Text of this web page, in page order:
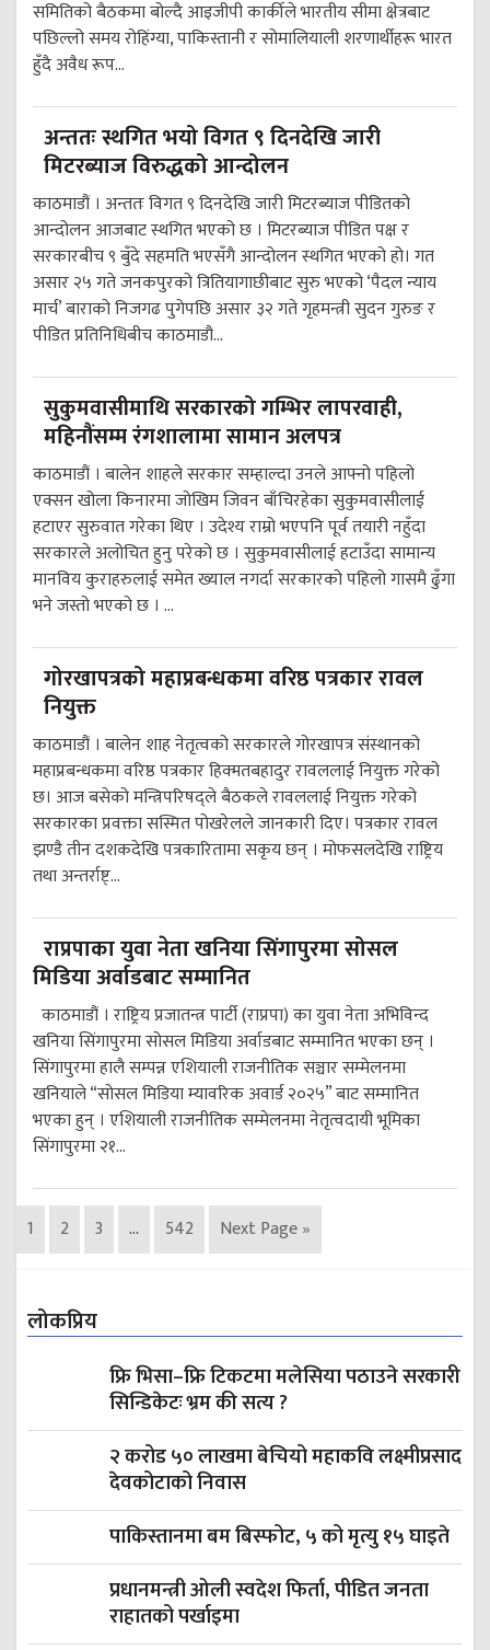
समितिको बैठकमा बोल्दै आइजीपी कार्कीले भारतीय सीमा क्षेत्रबाट
पछिल्लो समय रोहिंग्या, पाकिस्तानी र सोमालियाली शरणार्थीहरू भारत
हुँदै अवैध रूप...
अन्ततः स्थगित भयो विगत ९ दिनदेखि जारी
मिटरब्याज विरुद्धको आन्दोलन
काठमाडौं । अन्ततः विगत ९ दिनदेखि जारी मिटरब्याज पीडितको
आन्दोलन आजबाट स्थगित भएको छ । मिटरब्याज पीडित पक्ष र
सरकारबीच ९ बुँदे सहमति भएसँगै आन्दोलन स्थगित भएको हो। गत
असार २५ गते जनकपुरको त्रितियागाछीबाट सुरु भएको ‘पैदल न्याय
मार्च’ बाराको निजगढ पुगेपछि असार ३२ गते गृहमन्त्री सुदन गुरुङ र
पीडित प्रतिनिधिबीच काठमाडौ...
सुकुमवासीमाथि सरकारको गम्भिर लापरवाही,
महिनौंसम्म रंगशालामा सामान अलपत्र
काठमाडौं । बालेन शाहले सरकार सम्हाल्दा उनले आफ्नो पहिलो
एक्सन खोला किनारमा जोखिम जिवन बाँचिरहेका सुकुमवासीलाई
हटाएर सुरुवात गरेका थिए । उदेश्य राम्रो भएपनि पूर्व तयारी नहुँदा
सरकारले अलोचित हुनु परेको छ । सुकुमवासीलाई हटाउँदा सामान्य
मानविय कुराहरुलाई समेत ख्याल नगर्दा सरकारको पहिलो गासमै ढुँगा
भने जस्तो भएको छ । ...
गोरखापत्रको महाप्रबन्धकमा वरिष्ठ पत्रकार रावल
नियुक्त
काठमाडौं । बालेन शाह नेतृत्वको सरकारले गोरखापत्र संस्थानको
महाप्रबन्धकमा वरिष्ठ पत्रकार हिक्मतबहादुर रावललाई नियुक्त गरेको
छ। आज बसेको मन्त्रिपरिषद्ले बैठकले रावललाई नियुक्त गरेको
सरकारका प्रवक्ता सस्मित पोखरेलले जानकारी दिए। पत्रकार रावल
झण्डै तीन दशकदेखि पत्रकारितामा सकृय छन् । मोफसलदेखि राष्ट्रिय
तथा अन्तर्राष्ट्...
राप्रपाका युवा नेता खनिया सिंगापुरमा सोसल
मिडिया अर्वाडबाट सम्मानित
काठमाडौं । राष्ट्रिय प्रजातन्त्र पार्टी (राप्रपा) का युवा नेता अभिविन्द
खनिया सिंगापुरमा सोसल मिडिया अर्वाडबाट सम्मानित भएका छन् ।
सिंगापुरमा हालै सम्पन्न एशियाली राजनीतिक सञ्चार सम्मेलनमा
खनियाले “सोसल मिडिया म्यावरिक अवार्ड २०२५” बाट सम्मानित
भएका हुन् । एशियाली राजनीतिक सम्मेलनमा नेतृत्वदायी भूमिका
सिंगापुरमा २१...
1 2 3 … 542 Next Page »
लोकप्रिय
फ्रि भिसा–फ्रि टिकटमा मलेसिया पठाउने सरकारी
सिन्डिकेटः भ्रम की सत्य ?
२ करोड ५० लाखमा बेचियो महाकवि लक्ष्मीप्रसाद
देवकोटाको निवास
पाकिस्तानमा बम बिस्फोट, ५ को मृत्यु १५ घाइते
प्रधानमन्त्री ओली स्वदेश फिर्ता, पीडित जनता
राहातको पर्खाइमा